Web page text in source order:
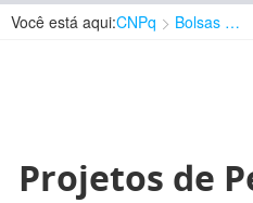
Você está aqui:CNPq Bolsas e Auxílios Vigentes
Projetos de